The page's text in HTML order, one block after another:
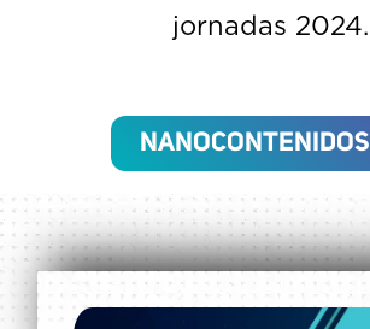
jornadas 2024.
NANOCONTENIDOS